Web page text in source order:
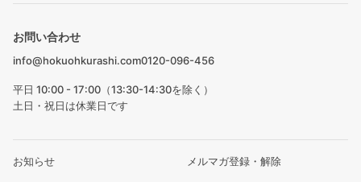
お問い合わせ
info@hokuohkurashi.com0120-096-456
平日 10:00 - 17:00（13:30-14:30を除く）
土日・祝日は休業日です
お知らせ メルマガ登録・解除